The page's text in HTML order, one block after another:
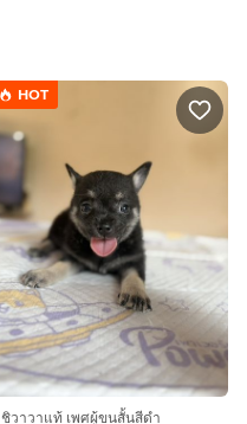
HOT
ชิวาวาแท้ เพศผู้ขนสั้นสีดำ